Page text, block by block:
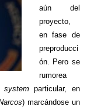
aún del
proyecto,
en fase de
preproducci
ón. Pero se
rumorea
systemparticular, en
) marcándose un